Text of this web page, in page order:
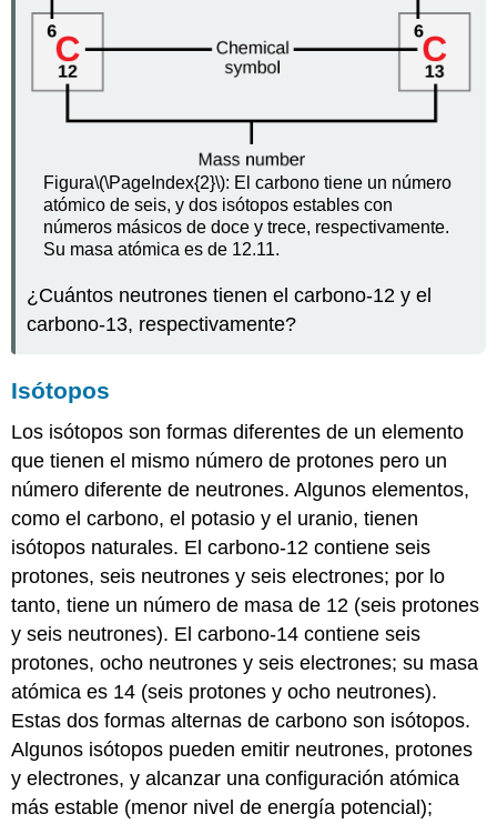
Figura\(\PageIndex{2}\): El carbono tiene un número
atómico de seis, y dos isótopos estables con
números másicos de doce y trece, respectivamente.
Su masa atómica es de 12.11.
¿Cuántos neutrones tienen el carbono-12 y el
carbono-13, respectivamente?
Isótopos
Los isótopos son formas diferentes de un elemento
que tienen el mismo número de protones pero un
número diferente de neutrones. Algunos elementos,
como el carbono, el potasio y el uranio, tienen
isótopos naturales. El carbono-12 contiene seis
protones, seis neutrones y seis electrones; por lo
tanto, tiene un número de masa de 12 (seis protones
y seis neutrones). El carbono-14 contiene seis
protones, ocho neutrones y seis electrones; su masa
atómica es 14 (seis protones y ocho neutrones).
Estas dos formas alternas de carbono son isótopos.
Algunos isótopos pueden emitir neutrones, protones
y electrones, y alcanzar una configuración atómica
más estable (menor nivel de energía potencial);